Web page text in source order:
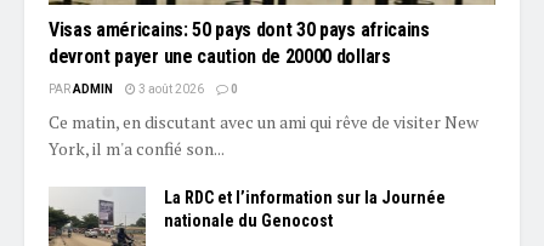
Visas américains: 50 pays dont 30 pays africains
devront payer une caution de 20000 dollars
PARADMIN 3 août 2026 0
Ce matin, en discutant avec un ami qui rêve de visiter New
York, il m'a confié son...
La RDC et l’information sur la Journée
nationale du Genocost